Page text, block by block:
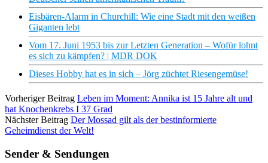
Eisbären-Alarm in Churchill: Wie eine Stadt mit den weißen
Giganten lebt
Vom 17. Juni 1953 bis zur Letzten Generation – Wofür lohnt
es sich zu kämpfen? | MDR DOK
Dieses Hobby hat es in sich – Jörg züchtet Riesengemüse!
Vorheriger Beitrag Leben im Moment: Annika ist 15 Jahre alt und
hat Knochenkrebs I 37 Grad
Nächster Beitrag Der Mossad gilt als der bestinformierte
Geheimdienst der Welt!
Sender & Sendungen